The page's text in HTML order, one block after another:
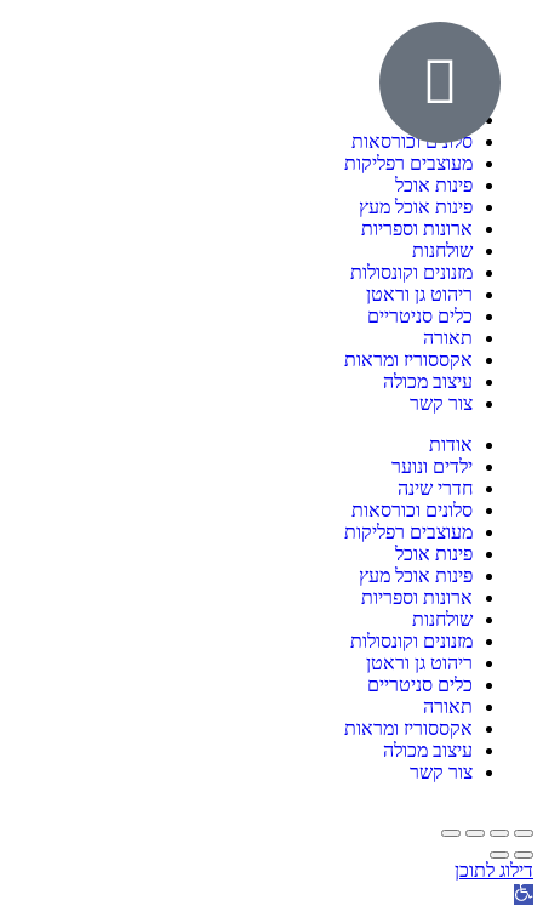
ילדים ונוער
סלונים וכורסאות
מעוצבים רפליקות
פינות אוכל
פינות אוכל מעץ
ארונות וספריות
שולחנות
מזנונים וקונסולות
ריהוט גן וראטן
כלים סניטריים
תאורה
אקססוריז ומראות
עיצוב מכולה
צור קשר
אודות
ילדים ונוער
חדרי שינה
סלונים וכורסאות
מעוצבים רפליקות
פינות אוכל
פינות אוכל מעץ
ארונות וספריות
שולחנות
מזנונים וקונסולות
ריהוט גן וראטן
כלים סניטריים
תאורה
אקססוריז ומראות
עיצוב מכולה
צור קשר
דילוג לתוכן
פתח